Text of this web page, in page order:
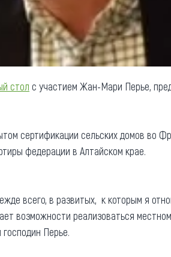
стол с участием Жан-Мари Перье,
сертификации сельских домов во
федерации в Алтайском крае.
всего, в развитых, к которым я
возможности реализоваться
Перье.